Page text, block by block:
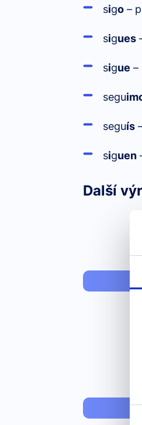
sigo –
sigues
sigue –
segu
seguís
siguen
Další